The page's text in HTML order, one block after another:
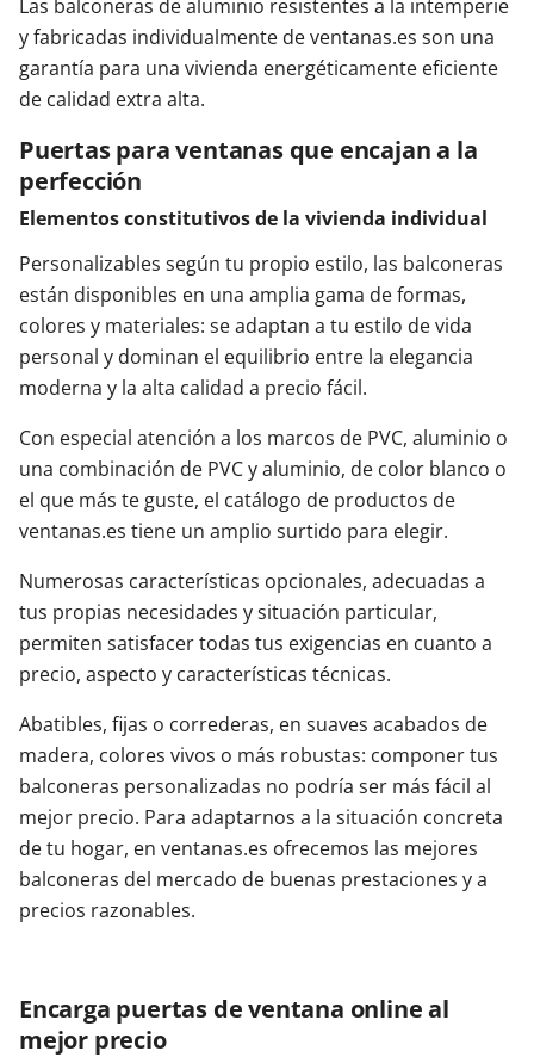
Las balconeras de aluminio resistentes a la intemperie
y fabricadas individualmente de ventanas.es son una
garantía para una vivienda energéticamente eficiente
de calidad extra alta.
Puertas para ventanas que encajan a la
perfección
Elementos constitutivos de la vivienda individual
Personalizables según tu propio estilo, las balconeras
están disponibles en una amplia gama de formas,
colores y materiales: se adaptan a tu estilo de vida
personal y dominan el equilibrio entre la elegancia
moderna y la alta calidad a precio fácil.
Con especial atención a los marcos de PVC, aluminio o
una combinación de PVC y aluminio, de color blanco o
el que más te guste, el catálogo de productos de
ventanas.es tiene un amplio surtido para elegir.
Numerosas características opcionales, adecuadas a
tus propias necesidades y situación particular,
permiten satisfacer todas tus exigencias en cuanto a
precio, aspecto y características técnicas.
Abatibles, fijas o correderas, en suaves acabados de
madera, colores vivos o más robustas: componer tus
balconeras personalizadas no podría ser más fácil al
mejor precio. Para adaptarnos a la situación concreta
de tu hogar, en ventanas.es ofrecemos las mejores
balconeras del mercado de buenas prestaciones y a
precios razonables.
Encarga puertas de ventana online al
mejor precio